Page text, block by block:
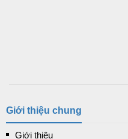
Giới thiệu chung
Giới thiệu